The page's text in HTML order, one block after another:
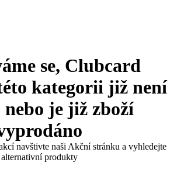
se, Clubcard
kategorii již není
je již zboží
navštivte naši Akční stránku a vyhledejte
alternativní produkty